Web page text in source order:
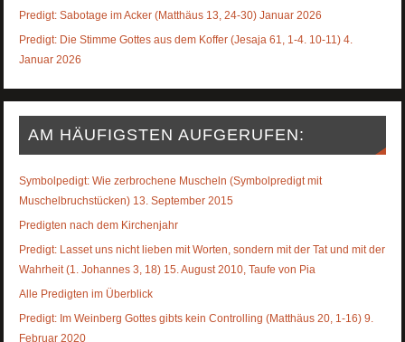
Predigt: Sabotage im Acker (Matthäus 13, 24-30) Januar 2026
Predigt: Die Stimme Gottes aus dem Koffer (Jesaja 61, 1-4. 10-11) 4.
Januar 2026
AM HÄUFIGSTEN AUFGERUFEN:
Symbolpedigt: Wie zerbrochene Muscheln (Symbolpredigt mit
Muschelbruchstücken) 13. September 2015
Predigten nach dem Kirchenjahr
Predigt: Lasset uns nicht lieben mit Worten, sondern mit der Tat und mit der
Wahrheit (1. Johannes 3, 18) 15. August 2010, Taufe von Pia
Alle Predigten im Überblick
Predigt: Im Weinberg Gottes gibts kein Controlling (Matthäus 20, 1-16) 9.
Februar 2020